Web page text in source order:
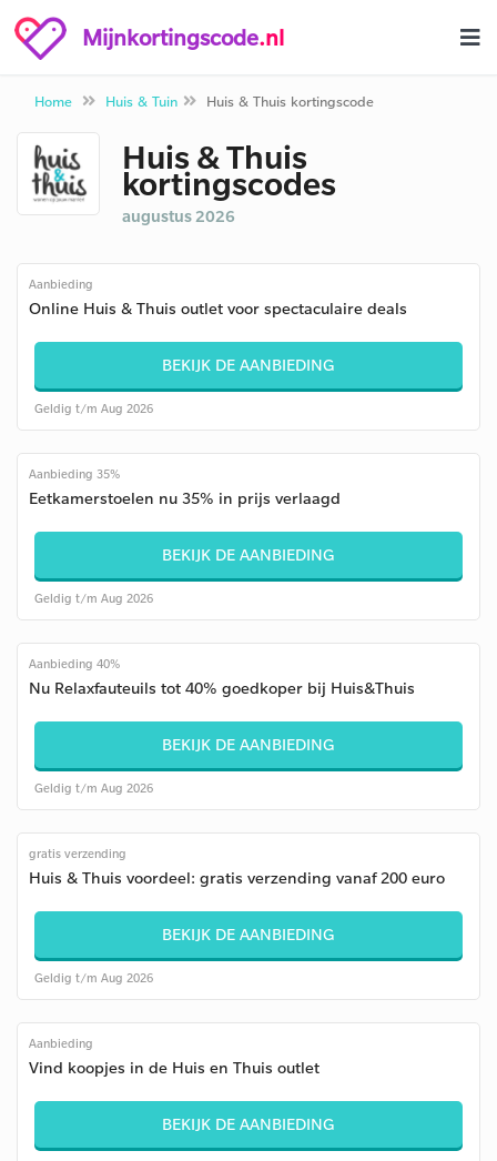
Mijnkortingscode.nl
Home Huis & Tuin Huis & Thuis kortingscode
Huis & Thuis
kortingscodes
augustus 2026
Aanbieding
Online Huis & Thuis outlet voor spectaculaire deals
BEKIJK DE AANBIEDING
Geldig t/m Aug 2026
Aanbieding 35%
Eetkamerstoelen nu 35% in prijs verlaagd
BEKIJK DE AANBIEDING
Geldig t/m Aug 2026
Aanbieding 40%
Nu Relaxfauteuils tot 40% goedkoper bij Huis&Thuis
BEKIJK DE AANBIEDING
Geldig t/m Aug 2026
gratis verzending
Huis & Thuis voordeel: gratis verzending vanaf 200 euro
BEKIJK DE AANBIEDING
Geldig t/m Aug 2026
Aanbieding
Vind koopjes in de Huis en Thuis outlet
BEKIJK DE AANBIEDING